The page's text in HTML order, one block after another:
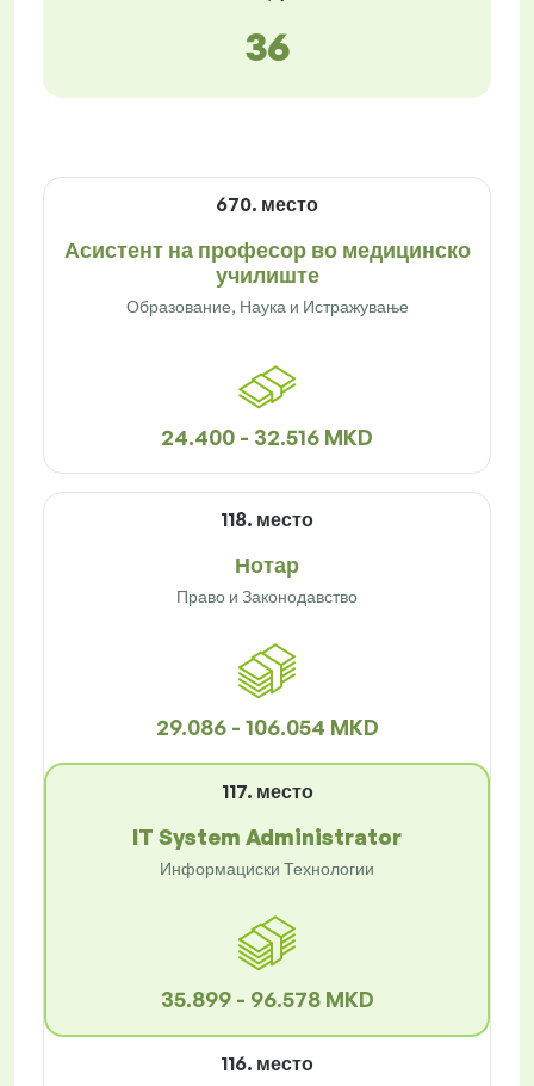
36
670. место
Асистент на професор во медицинско
училиште
Образование, Наука и Истражување
24.400 - 32.516 MKD
118. место
Нотар
Право и Законодавство
29.086 - 106.054 MKD
117. место
IT System Administrator
Информациски Технологии
35.899 - 96.578 MKD
116. место